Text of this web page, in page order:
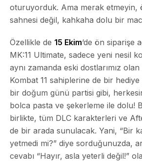
oturuyorduk. Ama merak etmeyin,
sahnesi değil, kahkaha dolu bir
Özellikle de 15 Ekim‘de ön siparişe
MK:11 Ultimate, sadece yeni nesil
aynı zamanda eski dostlarımız
Kombat 11 sahiplerine de bir hediye
bir doğum günü partisi gibi,
bolca pasta ve şekerleme ile dolu!
birlikte, tüm DLC karakterleri ve
de bir arada sunulacak. Yani, “Bir
yetmedi mi?” diye sorduğunuzda,
cevabı “Hayır, asla yeterli değil!”